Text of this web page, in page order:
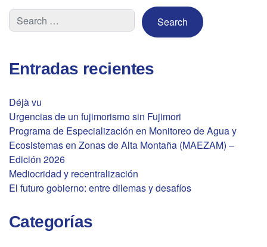
entradas
Entradas recientes
Déjà vu
Urgencias de un fujimorismo sin Fujimori
Programa de Especialización en Monitoreo de Agua y
Ecosistemas en Zonas de Alta Montaña (MAEZAM) –
Edición 2026
Mediocridad y recentralización
El futuro gobierno: entre dilemas y desafíos
Categorías